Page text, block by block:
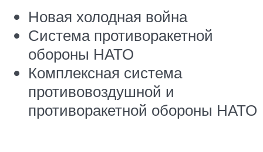
Новая холодная война
Система противоракетной
обороны НАТО
Комплексная система
противовоздушной и
противоракетной обороны НАТО